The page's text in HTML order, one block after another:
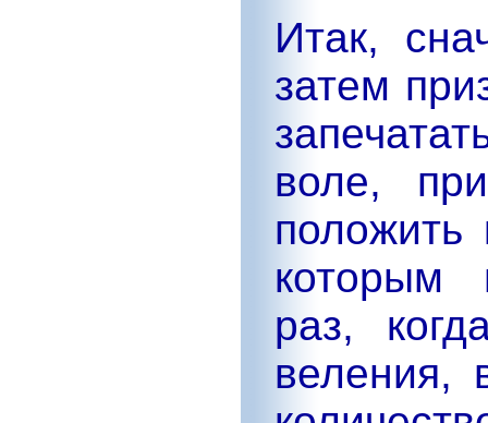
Итак,
затем
воле,
положить
которым
раз,
веления,